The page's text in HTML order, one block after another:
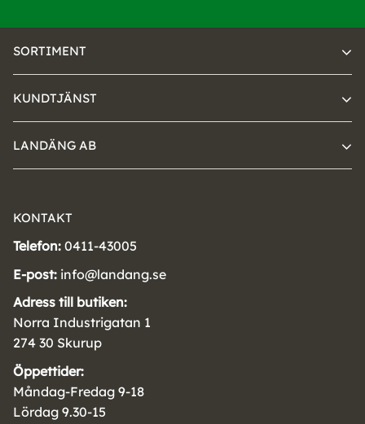
SORTIMENT
KUNDTJÄNST
LANDÄNG AB
KONTAKT
Telefon: 0411-43005
E-post: info@landang.se
Adress till butiken:
Norra Industrigatan 1
274 30 Skurup
Öppettider:
Måndag-Fredag 9-18
Lördag 9.30-15